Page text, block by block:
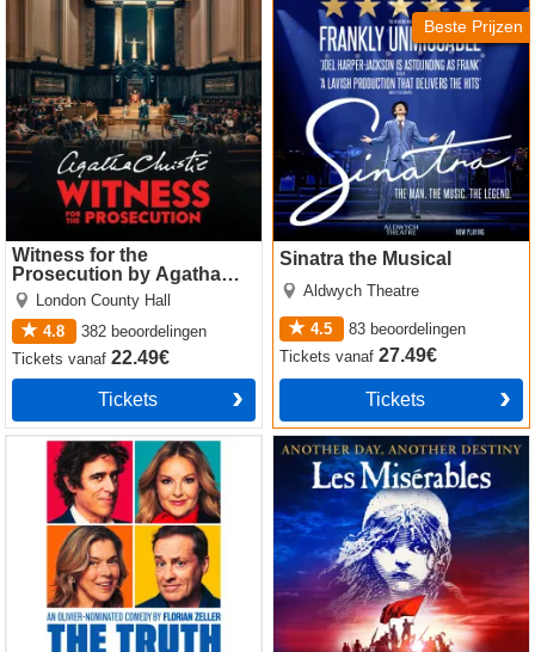
Witness for the
Prosecution by Agatha
Christie
London County Hall
4.8
382 beoordelingen
Ticketsvanaf22.49€
Tickets
by Agatha Christie
Beste Prijzen
Sinatra the Musical
Aldwych Theatre
4.5 83 beoordelingen
Ticketsvanaf27.49€
Tickets
The Truth Les Miserables